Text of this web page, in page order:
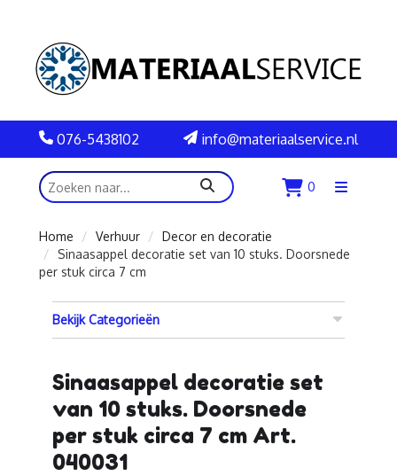
076-5438102 info@materiaalservice.nl
zoeken 0
Menu
Home
Verhuur
Decor en decoratie
Sinaasappel decoratie set van 10 stuks. Doorsnede
per stuk circa 7 cm
Bekijk Categorieën
Sinaasappel decoratie set
van 10 stuks. Doorsnede
per stuk circa 7 cm Art.
040031